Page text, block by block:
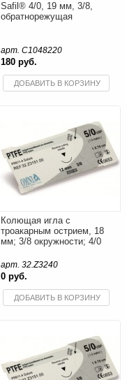
Safil® 4/0, 19 мм, 3/8,
обратнорежущая
арт. C1048220
180 руб.
ДОБАВИТЬ В КОРЗИНУ
Колющая игла с
троакарным острием, 18
мм; 3/8 окружности; 4/0
арт. 32.Z3240
0 руб.
ДОБАВИТЬ В КОРЗИНУ